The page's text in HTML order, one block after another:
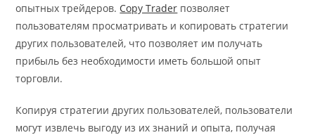
опытных трейдеров. Copy Trader позволяет
пользователям просматривать и копировать стратегии
других пользователей, что позволяет им получать
прибыль без необходимости иметь большой опыт
торговли.
Копируя стратегии других пользователей, пользователи
могут извлечь выгоду из их знаний и опыта, получая